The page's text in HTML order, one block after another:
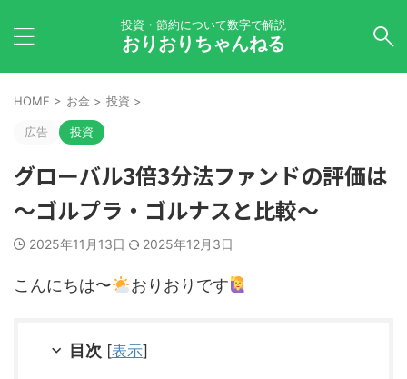
投資・節約について数字で解説
おりおりちゃんねる
HOME > お金 > 投資 >
広告 投資
グローバル3倍3分法ファンドの評価は
～ゴルプラ・ゴルナスと比較～
2025年11月13日 2025年12月3日
こんにちは〜 おりおりです
目次 [表示]